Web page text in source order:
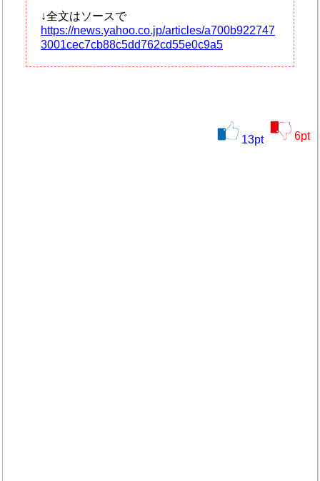
↓全文はソースで
https://news.yahoo.co.jp/articles/a700b922747
3001cec7cb88c5dd762cd55e0c9a5
13pt 6pt